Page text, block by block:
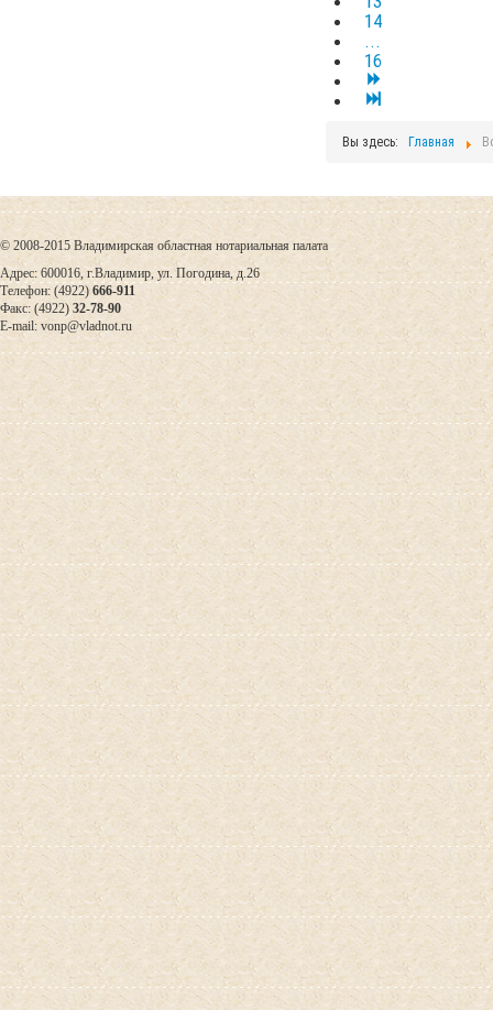
14
...
16
Вы здесь: Главная
© 2008-2015 Владимирская областная нотариальная палата
Адрес: 600016, г.Владимир, ул. Погодина, д.26
Телефон: (4922) 666-911
Факс: (4922) 32-78-90
E-mail: vonp@vladnot.ru